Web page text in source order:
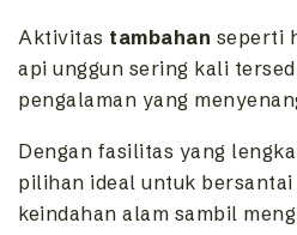
Aktivitas tambahan seperti
api unggun sering kali
pengalaman yang
Dengan fasilitas yang
pilihan ideal untuk
keindahan alam sambil